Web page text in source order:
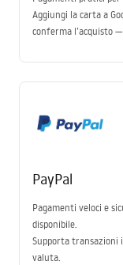
Aggiungi la carta a
conferma l’acquisto
PayPal
Pagamenti veloci e
disponibile.
Supporta transazioni
valuta.